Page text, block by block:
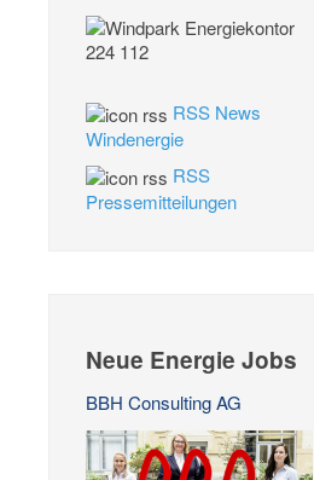
RSS News
Windenergie
RSS
Pressemitteilungen
Neue Energie Jobs
BBH Consulting AG